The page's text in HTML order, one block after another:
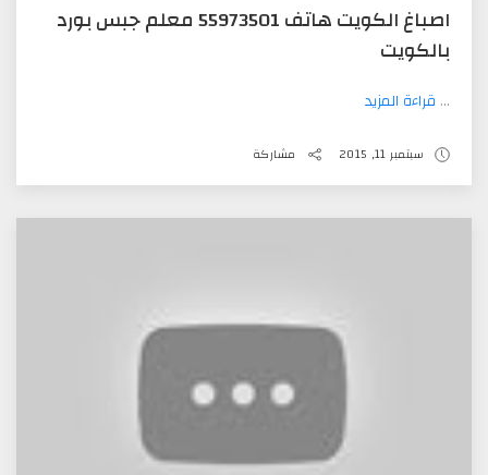
اصباغ الكويت هاتف 55973501 معلم جبس بورد
بالكويت
... قراءة المزيد
سبتمبر 11, 2015 مشاركة